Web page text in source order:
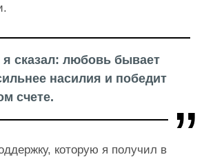
сказал: любовь бывает
насилия и победит
счете.
которую я получил в